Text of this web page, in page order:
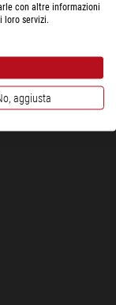
con altre informazioni
loro servizi.
aggiusta